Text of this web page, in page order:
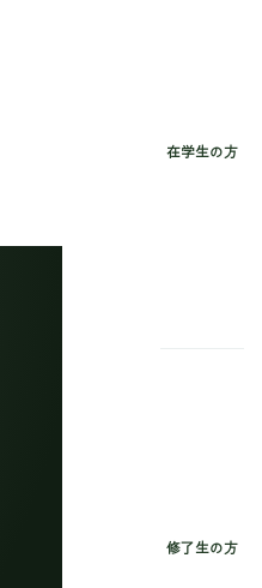
在学生の方
修了生の方